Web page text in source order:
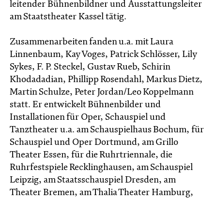
leitender Bühnenbildner und Ausstattungsleiter
am Staatstheater Kassel tätig.
Zusammenarbeiten fanden u.a. mit Laura
Linnenbaum, Kay Voges, Patrick Schlösser, Lily
Sykes, F. P. Steckel, Gustav Rueb, Schirin
Khodadadian, Phillipp Rosendahl, Markus Dietz,
Martin Schulze, Peter Jordan/Leo Koppelmann
statt. Er entwickelt Bühnenbilder und
Installationen für Oper, Schauspiel und
Tanztheater u.a. am Schauspielhaus Bochum, für
Schauspiel und Oper Dortmund, am Grillo
Theater Essen, für die Ruhrtriennale, die
Ruhrfestspiele Recklinghausen, am Schauspiel
Leipzig, am Staatsschauspiel Dresden, am
Theater Bremen, am Thalia Theater Hamburg,